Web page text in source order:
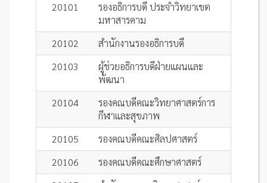
20101
รองอธิการบดี ประจำวิทยาเขต
มหาสารคาม
20102
สำนักงานรองอธิการบดี
20103
ผู้ช่วยอธิการบดีฝ่ายแผนและ
พัฒนา
20104
รองคณบดีคณะวิทยาศาสตร์การ
กีฬาและสุขภาพ
20105
รองคณบดีคณะศิลปศาสตร์
20106
รองคณบดีคณะศึกษาศาสตร์